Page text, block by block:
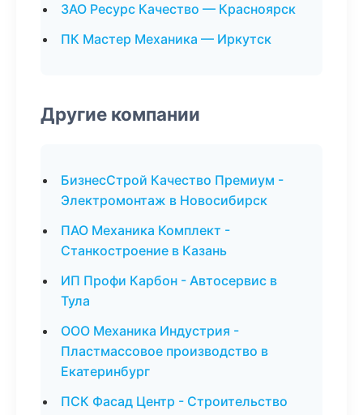
ЗАО Ресурс Качество — Красноярск
ПК Мастер Механика — Иркутск
Другие компании
БизнесСтрой Качество Премиум -
Электромонтаж в Новосибирск
ПАО Механика Комплект -
Станкостроение в Казань
ИП Профи Карбон - Автосервис в
Тула
ООО Механика Индустрия -
Пластмассовое производство в
Екатеринбург
ПСК Фасад Центр - Строительство